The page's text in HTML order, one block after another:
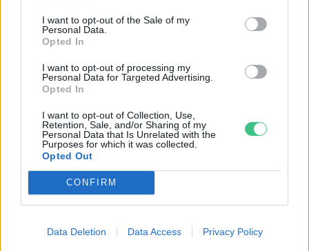
I want to opt-out of the Sale of my
Personal Data.
Opted In
I want to opt-out of processing my
Personal Data for Targeted Advertising.
Opted In
I want to opt-out of Collection, Use,
Retention, Sale, and/or Sharing of my
Personal Data that Is Unrelated with the
Purposes for which it was collected.
Opted Out
CONFIRM
Data Deletion Data Access Privacy Policy